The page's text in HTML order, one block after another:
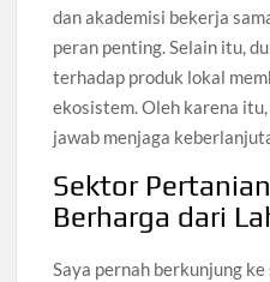
dan akademisi bekerja
peran penting. Selain itu,
terhadap produk lokal
ekosistem. Oleh karena
jawab menjaga
Sektor
Berharga dari
Saya pernah berkunjung ke